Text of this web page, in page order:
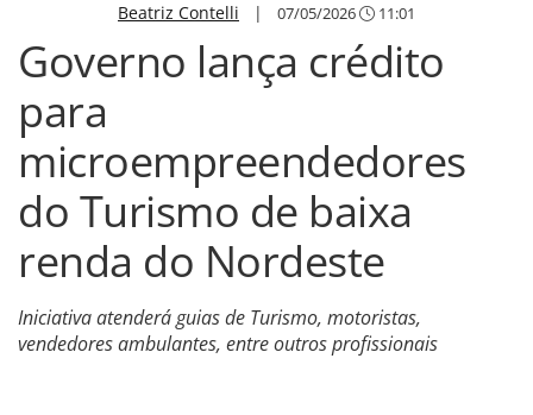
Beatriz Contelli | 07/05/2026 11:01
Governo lança crédito
para
microempreendedores
do Turismo de baixa
renda do Nordeste
Iniciativa atenderá guias de Turismo, motoristas,
vendedores ambulantes, entre outros profissionais